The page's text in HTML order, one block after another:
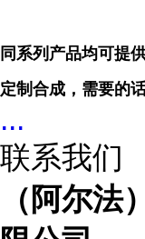
同系列产品均可提
定制合成，需要的
...
联系我们
（阿尔法